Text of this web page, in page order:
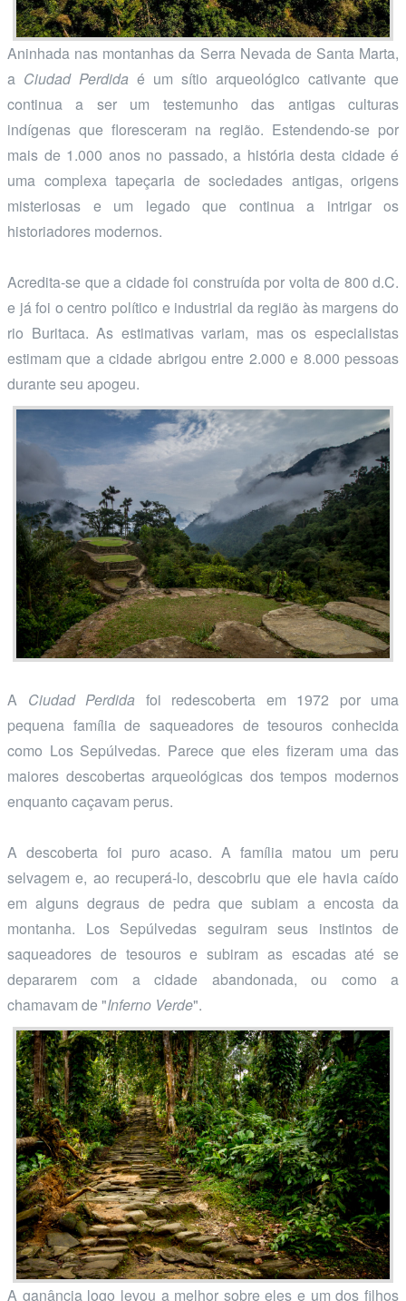
Aninhada nas montanhas da Serra Nevada de Santa Marta,
a Ciudad Perdida é um sítio arqueológico cativante que
continua a ser um testemunho das antigas culturas
indígenas que floresceram na região. Estendendo-se por
mais de 1.000 anos no passado, a história desta cidade é
uma complexa tapeçaria de sociedades antigas, origens
misteriosas e um legado que continua a intrigar os
historiadores modernos.
Acredita-se que a cidade foi construída por volta de 800 d.C.
e já foi o centro político e industrial da região às margens do
rio Buritaca. As estimativas variam, mas os especialistas
estimam que a cidade abrigou entre 2.000 e 8.000 pessoas
durante seu apogeu.
A Ciudad Perdida foi redescoberta em 1972 por uma
pequena família de saqueadores de tesouros conhecida
como Los Sepúlvedas. Parece que eles fizeram uma das
maiores descobertas arqueológicas dos tempos modernos
enquanto caçavam perus.
A descoberta foi puro acaso. A família matou um peru
selvagem e, ao recuperá-lo, descobriu que ele havia caído
em alguns degraus de pedra que subiam a encosta da
montanha. Los Sepúlvedas seguiram seus instintos de
saqueadores de tesouros e subiram as escadas até se
depararem com a cidade abandonada, ou como a
chamavam de "Inferno Verde".
A ganância logo levou a melhor sobre eles e um dos filhos